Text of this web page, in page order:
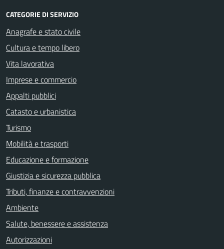
CATEGORIE DI SERVIZIO
Anagrafe e stato civile
Cultura e tempo libero
Vita lavorativa
Imprese e commercio
Appalti pubblici
Catasto e urbanistica
Turismo
Mobilità e trasporti
Educazione e formazione
Giustizia e sicurezza pubblica
Tributi, finanze e contravvenzioni
Ambiente
Salute, benessere e assistenza
Autorizzazioni